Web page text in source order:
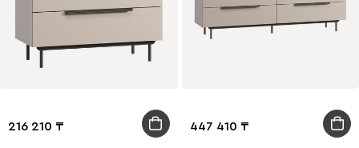
216 210 447 410